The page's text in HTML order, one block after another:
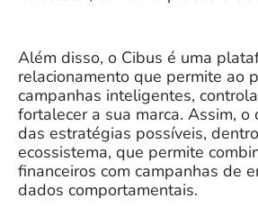
Além disso, o Cibus é uma
relacionamento que permite ao
campanhas inteligentes,
fortalecer a sua marca. Assim, o
das estratégias possíveis,
ecossistema, que permite
financeiros com campanhas de
dados comportamentais.